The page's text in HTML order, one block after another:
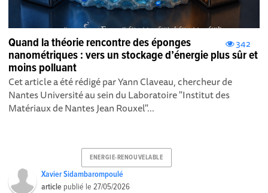
342
Quand la théorie rencontre des éponges
nanométriques : vers un stockage d’énergie plus sûr et
moins polluant
Cet article a été rédigé par Yann Claveau, chercheur de
Nantes Université au sein du Laboratoire "Institut des
Matériaux de Nantes Jean Rouxel"...
ENERGIE-RENOUVELABLE
Xavier Sidambarompoulé
article publié le27/05/2026